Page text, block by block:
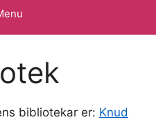
bibliotekar er: Knud